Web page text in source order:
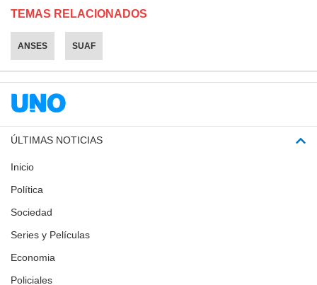
TEMAS RELACIONADOS
ANSES SUAF
ÚLTIMAS NOTICIAS
Inicio
Política
Sociedad
Series y Películas
Economia
Policiales